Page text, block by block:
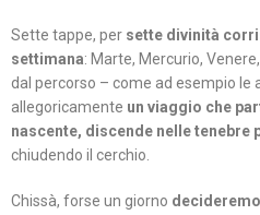
Sette tappe, per sette divinità
settimana: Marte, Mercurio,
dal percorso – come ad esempio le
allegoricamente un viaggio che
nascente, discende nelle tenebre
chiudendo il cerchio.
Chissà, forse un giorno